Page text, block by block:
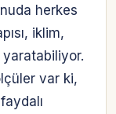
herkes
iklim,
yaratabiliyor.
var ki,